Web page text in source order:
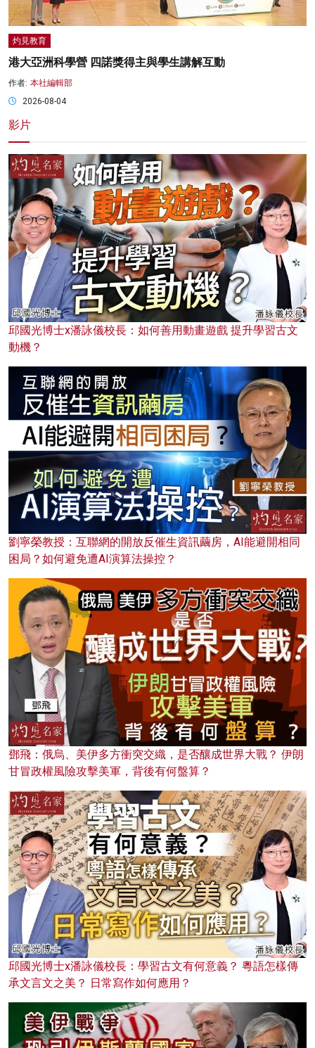
灼見教育
港大亞洲科學營 四諾獎得主與學生講解互動
作者: 本社編輯部
2026-08-04
影片
邱國光博士x潘詠儀校長：如何善用動畫遊戲 提升學習古文
動機？
劉寧榮教授：互聯網的開放反催生資訊繭房，AI能避開相同
困局？如何避免遭AI演算法操控？
鄧飛：俄烏、美伊多方衝突交織，是否釀成世界大戰？ 伊朗
甘冒政權風險攻擊美軍，背後有何盤算？
邱國光博士x潘詠儀校長：學習古文有何意義？ 粵語怎樣傳
承文言文之美？ 日常寫作如何應用？